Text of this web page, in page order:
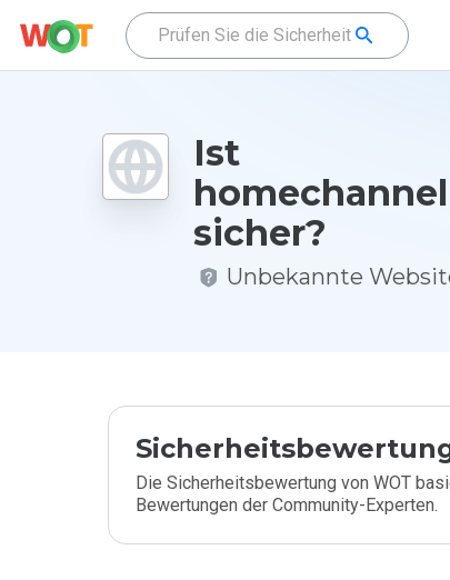
Ist
sicher?
Unbekannte
Die Sicherheitsbewertung von WOT
Bewertungen der Community-Experten.